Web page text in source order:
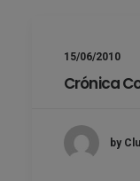
15/06/2010
Crónica
by